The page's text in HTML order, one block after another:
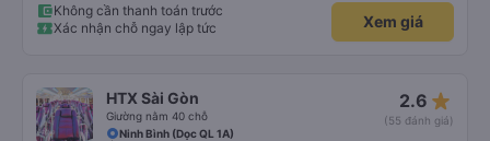
chọn công ty này.
Không cần thanh toán trước
Xác nhận chỗ ngay lập tức
Xem giá
HTX Sài Gòn
Giường nằm 40 chỗ
2.6 star_rate
(55 đánh giá)
Ninh Bình (Dọc QL 1A)